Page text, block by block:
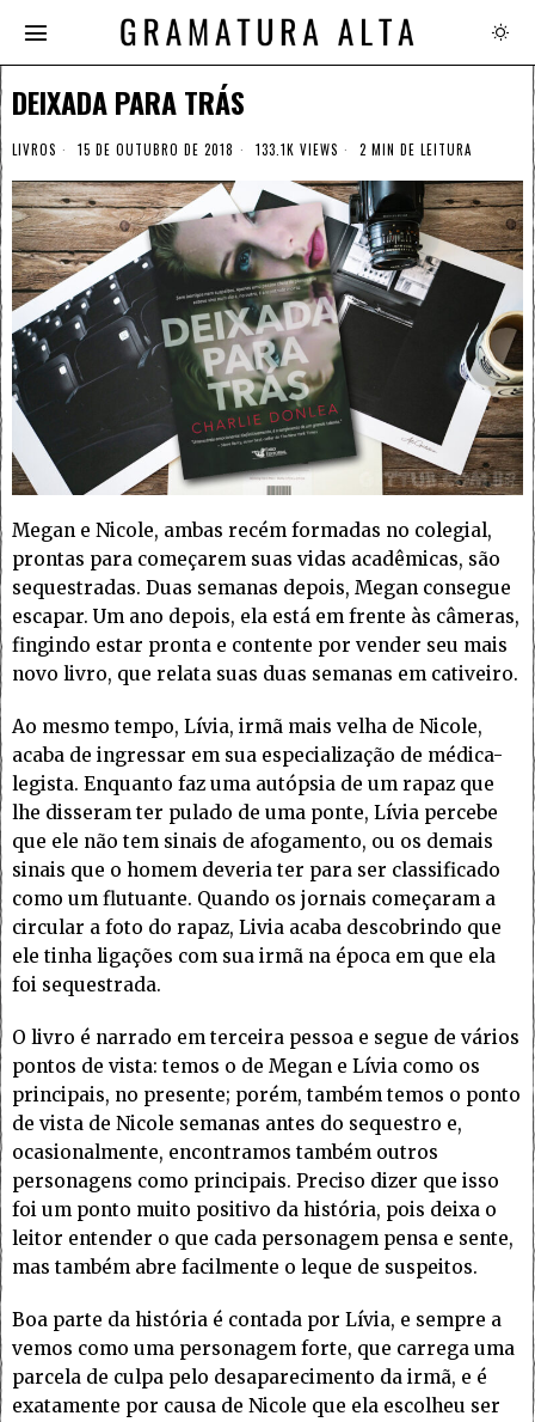
DEIXADA PARA TRÁS
LIVROS 15 DE OUTUBRO DE 2018 133.1K VIEWS 2 MIN DE LEITURA
Megan e Nicole, ambas recém formadas no colegial,
prontas para começarem suas vidas acadêmicas, são
sequestradas. Duas semanas depois, Megan consegue
escapar. Um ano depois, ela está em frente às câmeras,
fingindo estar pronta e contente por vender seu mais
novo livro, que relata suas duas semanas em cativeiro.
Ao mesmo tempo, Lívia, irmã mais velha de Nicole,
acaba de ingressar em sua especialização de médica-
legista. Enquanto faz uma autópsia de um rapaz que
lhe disseram ter pulado de uma ponte, Lívia percebe
que ele não tem sinais de afogamento, ou os demais
sinais que o homem deveria ter para ser classificado
como um flutuante. Quando os jornais começaram a
circular a foto do rapaz, Livia acaba descobrindo que
ele tinha ligações com sua irmã na época em que ela
foi sequestrada.
O livro é narrado em terceira pessoa e segue de vários
pontos de vista: temos o de Megan e Lívia como os
principais, no presente; porém, também temos o ponto
de vista de Nicole semanas antes do sequestro e,
ocasionalmente, encontramos também outros
personagens como principais. Preciso dizer que isso
foi um ponto muito positivo da história, pois deixa o
leitor entender o que cada personagem pensa e sente,
mas também abre facilmente o leque de suspeitos.
Boa parte da história é contada por Lívia, e sempre a
vemos como uma personagem forte, que carrega uma
parcela de culpa pelo desaparecimento da irmã, e é
exatamente por causa de Nicole que ela escolheu ser